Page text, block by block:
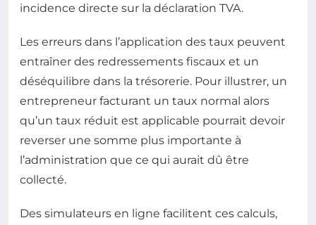
incidence directe sur la déclaration TVA.
Les erreurs dans l’application des taux peuvent
entraîner des redressements fiscaux et un
déséquilibre dans la trésorerie. Pour illustrer, un
entrepreneur facturant un taux normal alors
qu’un taux réduit est applicable pourrait devoir
reverser une somme plus importante à
l’administration que ce qui aurait dû être
collecté.
Des simulateurs en ligne facilitent ces calculs,